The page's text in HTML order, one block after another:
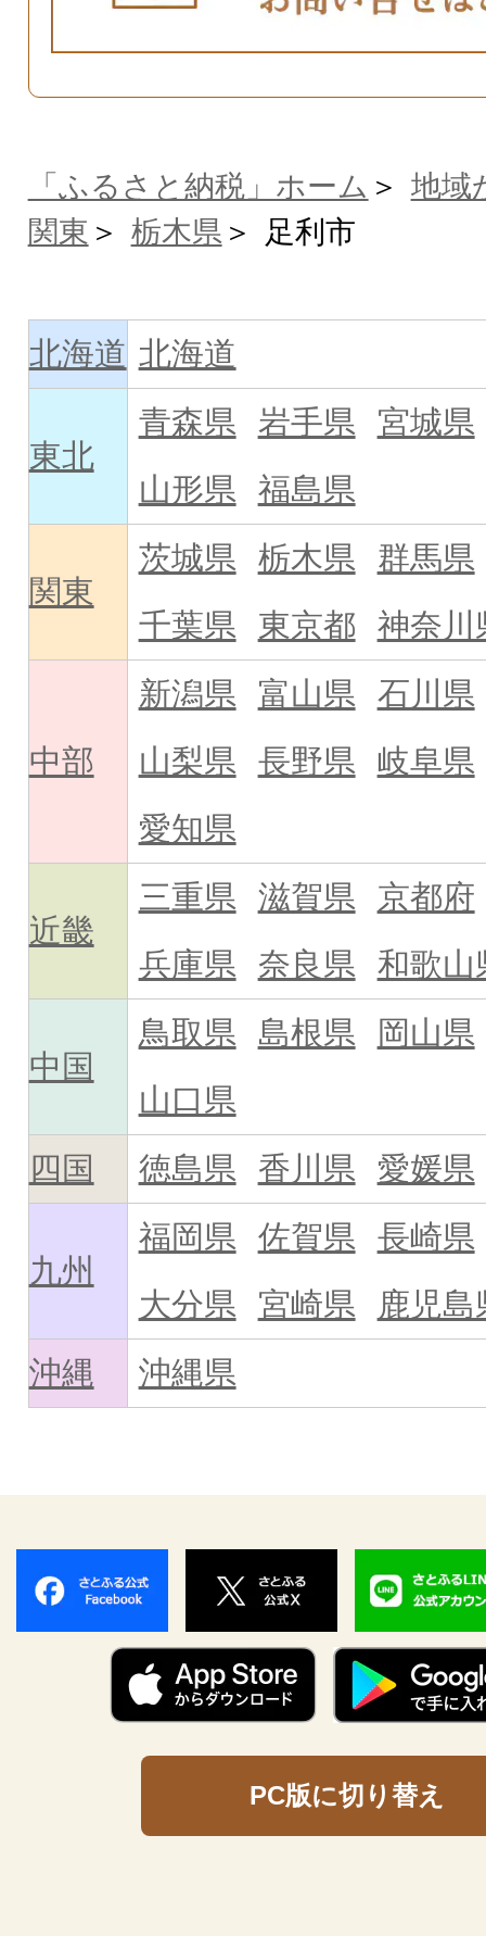
「ふるさと納税」ホーム
地域
関東
栃木県 足利市
北海道 北海道
東北
青森県 岩手県
宮城県
山形県 福島県
関東
茨城県 栃木県
群馬県
千葉県
東京都 神奈川
中部
新潟県 富山県 石川県
山梨県 長野県 岐阜県
愛知県
近畿
三重県 滋賀県
京都府
兵庫県
奈良県 和歌山
中国
鳥取県 島根県
岡山県
山口県
四国
徳島県 香川県 愛媛県
九州
福岡県 佐賀県 長崎県
大分県
宮崎県
鹿児島
沖縄
沖縄県
PC版に切り替え